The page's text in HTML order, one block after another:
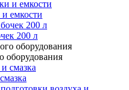
емкости
200 л
оборудования